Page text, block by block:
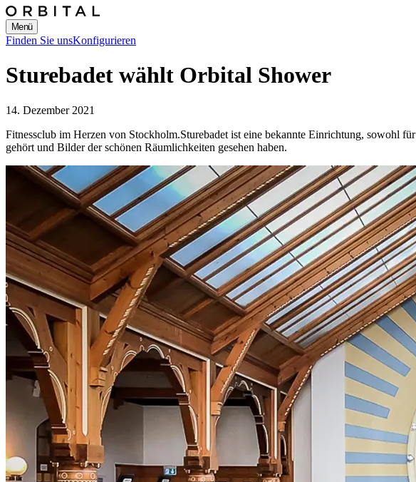
Menü
Finden Sie unsKonfigurieren
Sturebadet wählt Orbital Shower
14. Dezember 2021
Fitnessclub im Herzen von Stockholm.Sturebadet ist eine bekannte Einrichtung, sowohl
gehört und Bilder der schönen Räumlichkeiten gesehen haben.